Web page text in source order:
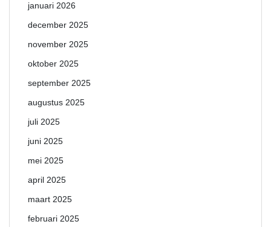
januari 2026
december 2025
november 2025
oktober 2025
september 2025
augustus 2025
juli 2025
juni 2025
mei 2025
april 2025
maart 2025
februari 2025